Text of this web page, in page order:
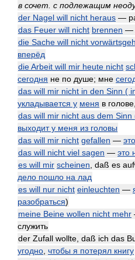
в сочет. с подлежащим
der Nagel will nicht heraus —
das Feuer will nicht brennen —
die Sache will nicht
вперёд
die Arbeit will mir heute nicht
сегодня не по душе; мне
das will mir nicht in den Sinn (
укладывается у меня в
das will mir nicht aus dem Sinn
выходит у меня из головы
das will mir nicht gefallen —
das will nicht viel sagen — это
es will mir scheinen , daß es
дело пошло на лад
es will nur nicht einleuchten —
разобраться)
meine Beine wollen nicht mehr
служить
der Zufall wollte, daß ich das
угодно чтобы я потерял книгу